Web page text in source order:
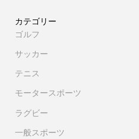
カテゴリー
ゴルフ
サッカー
テニス
モータースポーツ
ラグビー
一般スポーツ